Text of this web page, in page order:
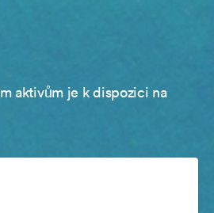
aktivům je k dispozici na